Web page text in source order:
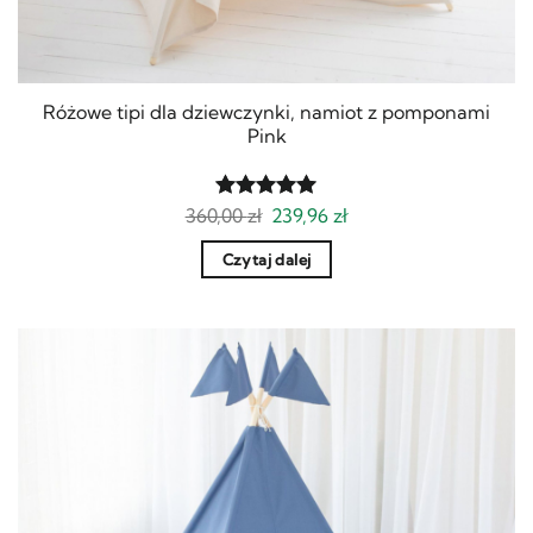
Różowe tipi dla dziewczynki, namiot z pomponami
Pink
Oceniony
360,00zł Pierwotna
wynosiła:
360,00 zł.
239,96złAktualna
Czytaj dalej